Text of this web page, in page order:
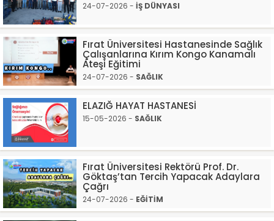
24-07-2026 - İŞ DÜNYASI
Fırat Üniversitesi Hastanesinde Sağlık
Çalışanlarına Kırım Kongo Kanamalı
Ateşi Eğitimi
24-07-2026 - SAĞLIK
ELAZIĞ HAYAT HASTANESİ
15-05-2026 - SAĞLIK
Fırat Üniversitesi Rektörü Prof. Dr.
Göktaş’tan Tercih Yapacak Adaylara
Çağrı
24-07-2026 - EĞİTİM